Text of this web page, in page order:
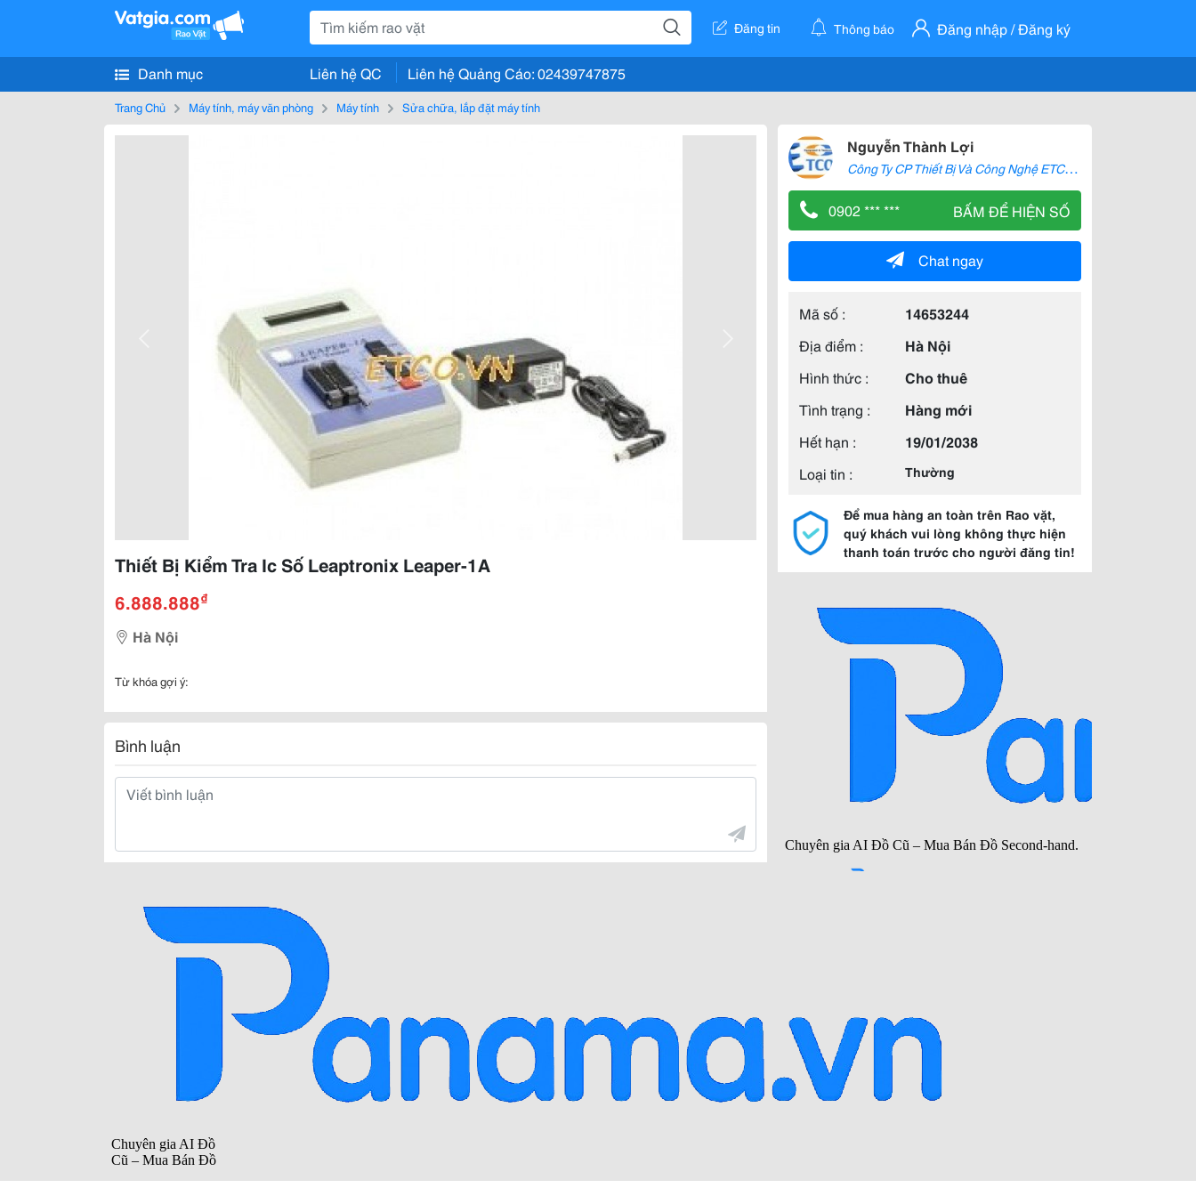
Đăng tin Thông báo Đăng nhập / Đăng ký
Danh mục Liên hệ QC Liên hệ Quảng Cáo: 02439747875
Trang Chủ Máy tính, máy văn phòng Máy tính Sửa chữa, lắp đặt máy tính
Thiết Bị Kiểm Tra Ic Số Leaptronix Leaper-1A
6.888.888₫
Hà Nội
Từ khóa gợi ý:
Bình luận
Nguyễn Thành Lợi
C
ông Ty CP Thiết Bị Và Công Nghệ ETCO Việt Nam
0902 *** *** BẤM ĐỂ HIỆN SỐ
Chat ngay
Mã số :
14653244
Địa điểm :
Hà Nội
Hình thức :
Cho thuê
Tình trạng :
Hàng mới
Hết hạn :
19/01/2038
Loại tin :
Thường
Để mua hàng an toàn trên Rao vặt,
quý khách vui lòng không thực hiện
thanh toán trước cho người đăng tin!